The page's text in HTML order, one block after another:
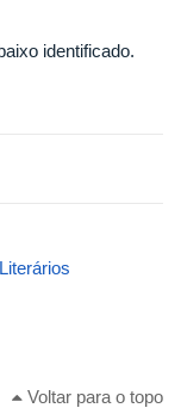
identificado.
Voltar para o topo